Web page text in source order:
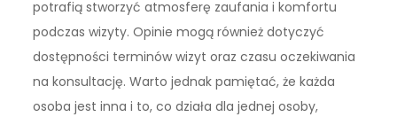
potrafią stworzyć atmosferę zaufania i komfortu
podczas wizyty. Opinie mogą również dotyczyć
dostępności terminów wizyt oraz czasu oczekiwania
na konsultację. Warto jednak pamiętać, że każda
osoba jest inna i to, co działa dla jednej osoby,